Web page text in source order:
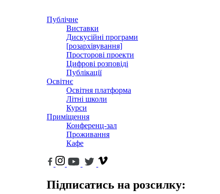
Публічне
Виставки
Дискусійні програми
[розархівування]
Просторові проекти
Цифрові розповіді
Публікації
Освітнє
Освітня платформа
Літні школи
Курси
Приміщення
Конференц-зал
Проживання
Кафе
Підписатись на розсилку: